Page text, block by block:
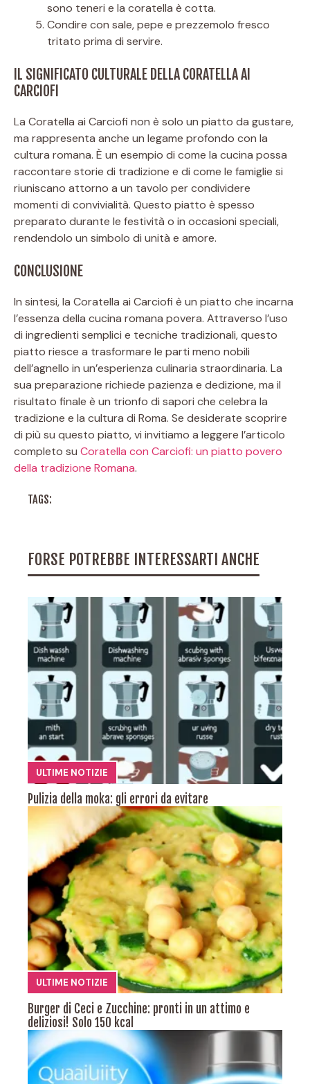
sono teneri e la coratella è cotta.
Condire con sale, pepe e prezzemolo fresco
tritato prima di servire.
IL SIGNIFICATO CULTURALE DELLA CORATELLA AI
CARCIOFI
La Coratella ai Carciofi non è solo un piatto da gustare,
ma rappresenta anche un legame profondo con la
cultura romana. È un esempio di come la cucina possa
raccontare storie di tradizione e di come le famiglie si
riuniscano attorno a un tavolo per condividere
momenti di convivialità. Questo piatto è spesso
preparato durante le festività o in occasioni speciali,
rendendolo un simbolo di unità e amore.
CONCLUSIONE
In sintesi, la Coratella ai Carciofi è un piatto che incarna
l’essenza della cucina romana povera. Attraverso l’uso
di ingredienti semplici e tecniche tradizionali, questo
piatto riesce a trasformare le parti meno nobili
dell’agnello in un’esperienza culinaria straordinaria. La
sua preparazione richiede pazienza e dedizione, ma il
risultato finale è un trionfo di sapori che celebra la
tradizione e la cultura di Roma. Se desiderate scoprire
di più su questo piatto, vi invitiamo a leggere l’articolo
completo su Coratella con Carciofi: un piatto povero
della tradizione Romana.
TAGS:
FORSE POTREBBE INTERESSARTI ANCHE
ULTIME NOTIZIE
Pulizia della moka: gli errori da evitare
ULTIME NOTIZIE
Burger di Ceci e Zucchine: pronti in un attimo e
deliziosi! Solo 150 kcal